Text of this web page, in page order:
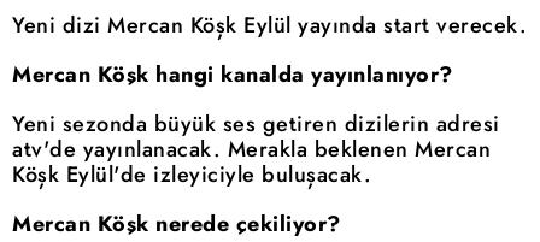
Yeni dizi Mercan Köşk Eylül yayında start verecek.
Mercan Köşk hangi kanalda yayınlanıyor?
Yeni sezonda büyük ses getiren dizilerin adresi
atv'de yayınlanacak. Merakla beklenen Mercan
Köşk Eylül'de izleyiciyle buluşacak.
Mercan Köşk nerede çekiliyor?